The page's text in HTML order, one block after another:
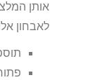
אותן
לאבחון